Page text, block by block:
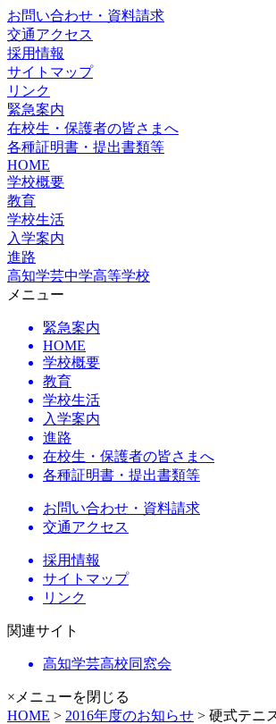
お問い合わせ・資料請求
交通アクセス
採用情報
サイトマップ
リンク
緊急案内
在校生・保護者の皆さまへ
各種証明書・提出書類等
HOME
学校概要
教育
学校生活
入学案内
進路
高知学芸中学高等学校
メニュー
緊急案内
HOME
学校概要
教育
学校生活
入学案内
進路
在校生・保護者の皆さまへ
各種証明書・提出書類等
お問い合わせ・資料請求
交通アクセス
採用情報
サイトマップ
リンク
関連サイト
高知学芸高校同窓会
×メニューを閉じる
HOME > 2016年度のお知らせ > 硬式テニ